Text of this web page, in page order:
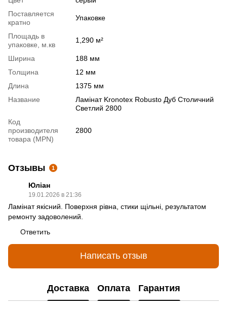
Поставляется
кратно
Упаковке
Площадь в
упаковке, м.кв
1,290 м²
Ширина
188 мм
Толщина
12 мм
Длина
1375 мм
Название
Ламінат Kronotex Robusto Дуб Столичний
Светлий 2800
Код
производителя
товара (MPN)
2800
Отзывы 1
Юліан
19.01.2026 в 21:36
Ламінат якісний. Поверхня рівна, стики щільні, результатом
ремонту задоволений.
Ответить
Написать отзыв
Доставка Оплата Гарантия